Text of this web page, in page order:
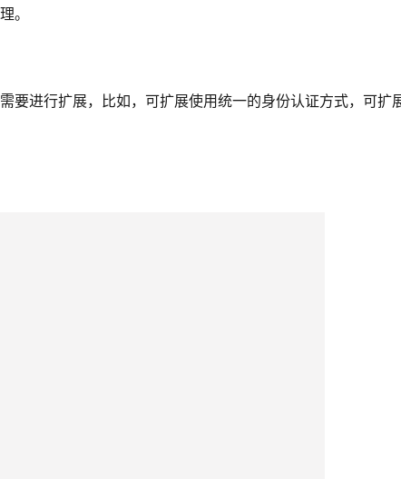
。
要进行扩展，比如，可扩展使用统一的身份认证方式，可扩